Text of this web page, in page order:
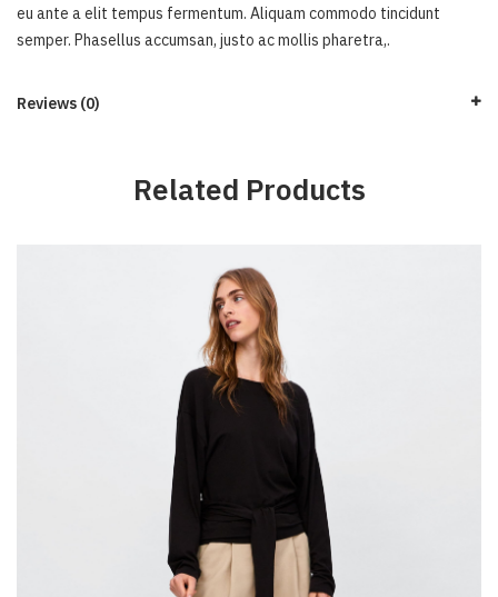
eu ante a elit tempus fermentum. Aliquam commodo tincidunt
semper. Phasellus accumsan, justo ac mollis pharetra,.
Reviews (0)
Related Products